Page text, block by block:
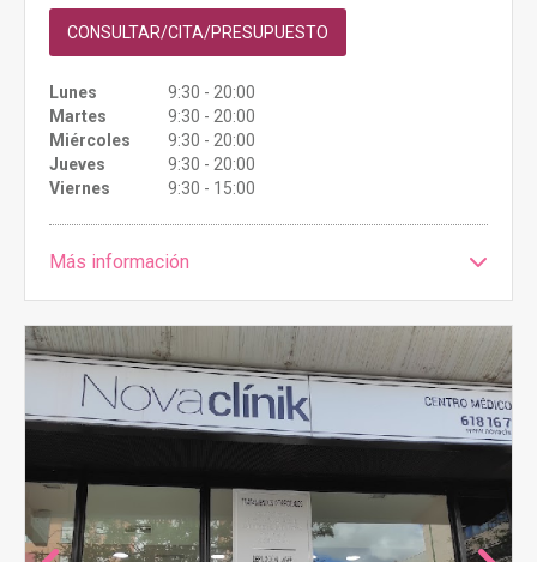
CONSULTAR/CITA/PRESUPUESTO
Lunes
9:30 - 20:00
Martes
9:30 - 20:00
Miércoles
9:30 - 20:00
Jueves
9:30 - 20:00
Viernes
9:30 - 15:00
Más información